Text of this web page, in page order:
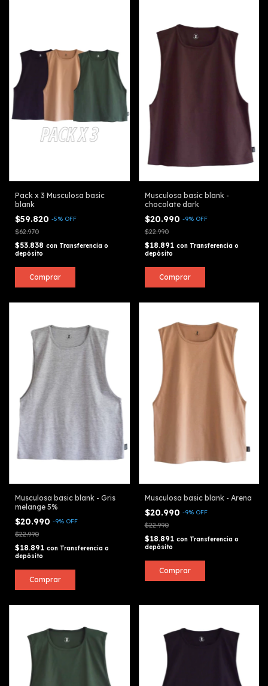
Pack x 3 Musculosa basic
blank
$59.820 -5% OFF
$62.970
$53.838 con Transferencia o
depósito
Comprar
Musculosa basic blank -
chocolate dark
$20.990 -9% OFF
$22.990
$18.891 con Transferencia o
depósito
Comprar
Musculosa basic blank - Gris
melange 5%
$20.990 -9% OFF
$22.990
$18.891 con Transferencia o
depósito
Comprar
Musculosa basic blank - Arena
$20.990 -9% OFF
$22.990
$18.891 con Transferencia o
depósito
Comprar